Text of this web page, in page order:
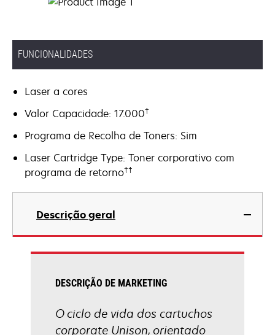
FUNCIONALIDADES
Laser a cores
Valor Capacidade: 17.000†
Programa de Recolha de Toners: Sim
Laser Cartridge Type: Toner corporativo com
programa de retorno††
Descrição geral
DESCRIÇÃO DE MARKETING
O ciclo de vida dos cartuchos
corporate Unison, orientado